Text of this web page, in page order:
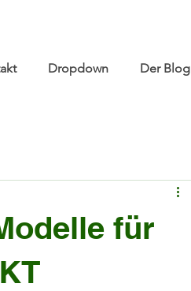
Dropdown Der Blog
für